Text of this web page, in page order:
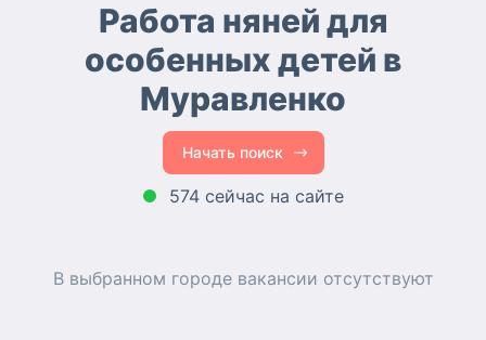
Работа няней для
особенных детей в
Муравленко
Начать поиск
574 сейчас на сайте
В выбранном городе вакансии отсутствуют